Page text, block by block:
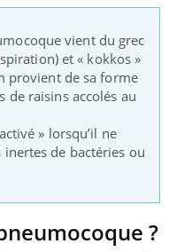
vient du grec
et « kokkos »
provient de sa forme
de raisins accolés au
» lorsqu’il ne
de bactéries ou
?